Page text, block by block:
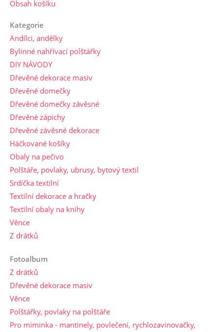
Obsah košíku
Kategorie
Andílci, andělky
Bylinné nahřívací polštářky
DIY NÁVODY
Dřevěné dekorace masiv
Dřevěné domečky
Dřevěné domečky závěsné
Dřevěné zápichy
Dřevěné závěsné dekorace
Háčkované košíky
Obaly na pečivo
Polštáře, povlaky, ubrusy, bytový textil
Srdíčka textilní
Textilní dekorace a hračky
Textilní obaly na knihy
Věnce
Z drátků
Fotoalbum
Z drátků
Dřevěné dekorace masiv
Věnce
Polštářky, povlaky na polštáře
Pro miminka - mantinely, povlečení, rychlozavinovačky,